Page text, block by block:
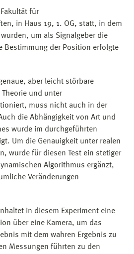
für
in Haus 19, 1. OG, statt, in dem
um als Signalgeber die
Bestimmung der Position erfolgte
aber leicht störbare
Theorie und unter
muss nicht auch in der
die Abhängigkeit von Art und
wurde im durchgeführten
Um die Genauigkeit unter realen
wurde für diesen Test ein stetiger
Algorithmus ergänzt,
Veränderungen
in diesem Experiment eine
über eine Kamera, um das
mit dem wahren Ergebnis zu
Messungen führten zu den